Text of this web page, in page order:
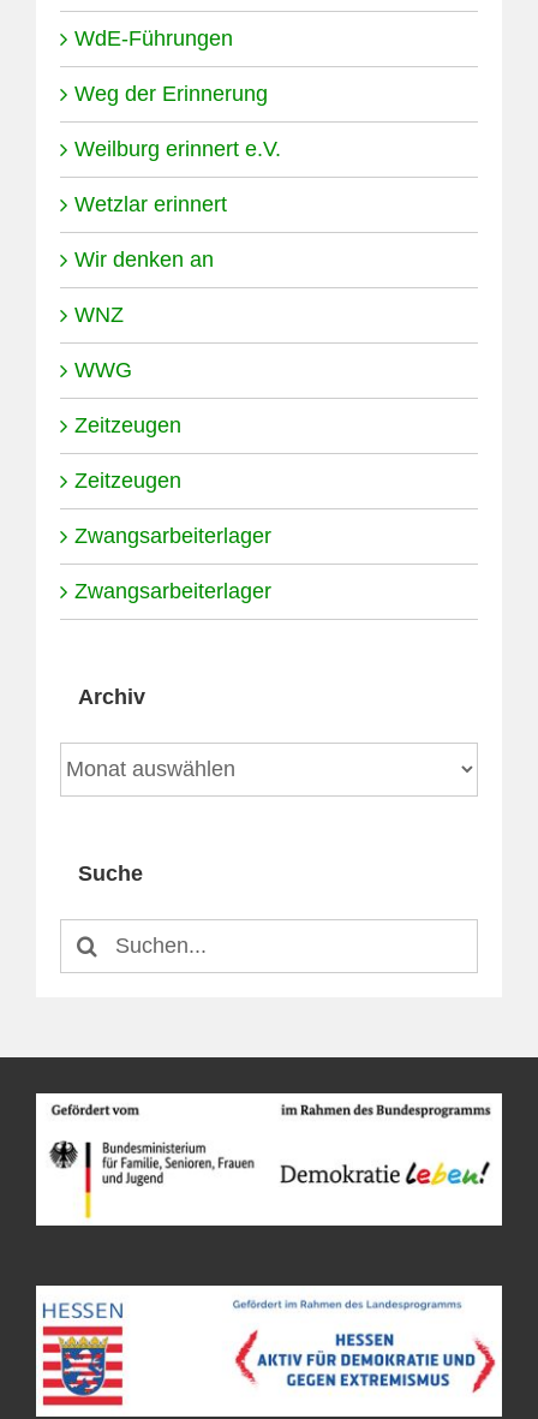
WdE-Führungen
Weg der Erinnerung
Weilburg erinnert e.V.
Wetzlar erinnert
Wir denken an
WNZ
WWG
Zeitzeugen
Zeitzeugen
Zwangsarbeiterlager
Zwangsarbeiterlager
Archiv
Suche
Suche
nach: